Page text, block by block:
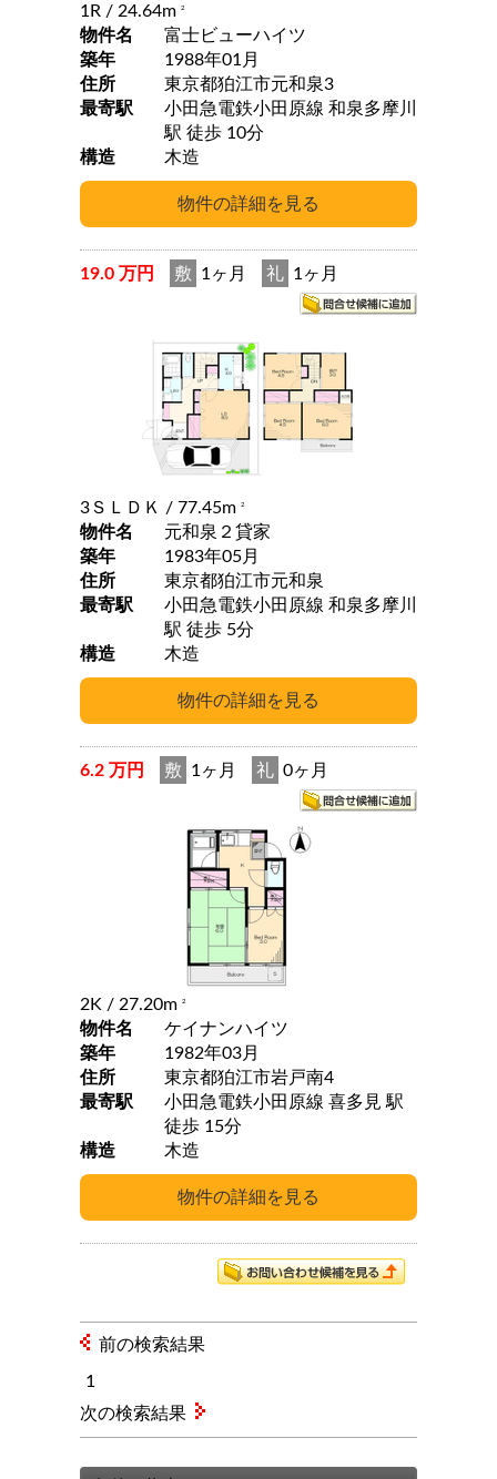
1R / 24.64m 2
物件名
富士ビューハイツ
築年
1988年01月
住所
東京都狛江市元和泉3
最寄駅
小田急電鉄小田原線 和泉多摩川
駅 徒歩 10分
構造
木造
19.0 万円 敷 1ヶ月 礼 1ヶ月
3ＳＬＤＫ / 77.45m 2
物件名
元和泉２貸家
築年
1983年05月
住所
東京都狛江市元和泉
最寄駅
小田急電鉄小田原線 和泉多摩川
駅 徒歩 5分
構造
木造
6.2 万円 敷 1ヶ月 礼 0ヶ月
2K / 27.20m 2
物件名
ケイナンハイツ
築年
1982年03月
住所
東京都狛江市岩戸南4
最寄駅
小田急電鉄小田原線 喜多見 駅
徒歩 15分
構造
木造
前の検索結果
1